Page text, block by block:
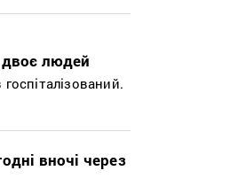
двоє людей
вночі через